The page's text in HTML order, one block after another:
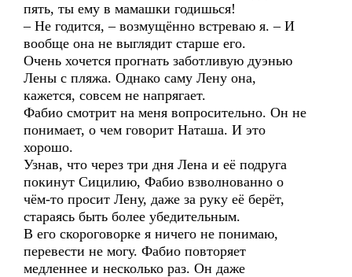
пять, ты ему в мамашки годишься!
– Не годится, – возмущённо встреваю я. – И
вообще она не выглядит старше его.
Очень хочется прогнать заботливую дуэнью
Лены с пляжа. Однако саму Лену она,
кажется, совсем не напрягает.
Фабио смотрит на меня вопросительно. Он не
понимает, о чем говорит Наташа. И это
хорошо.
Узнав, что через три дня Лена и её подруга
покинут Сицилию, Фабио взволнованно о
чём-то просит Лену, даже за руку её берёт,
стараясь быть более убедительным.
В его скороговорке я ничего не понимаю,
перевести не могу. Фабио повторяет
медленнее и несколько раз. Он даже